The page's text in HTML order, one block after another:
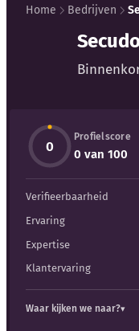
Externe bronnen
Woordenboek
Auteurs
Home Bedrijven
0
Profielscore
0 van 100
Verifieerbaarheid
Ervaring
Expertise
Klantervaring
Waar kijken we naar?